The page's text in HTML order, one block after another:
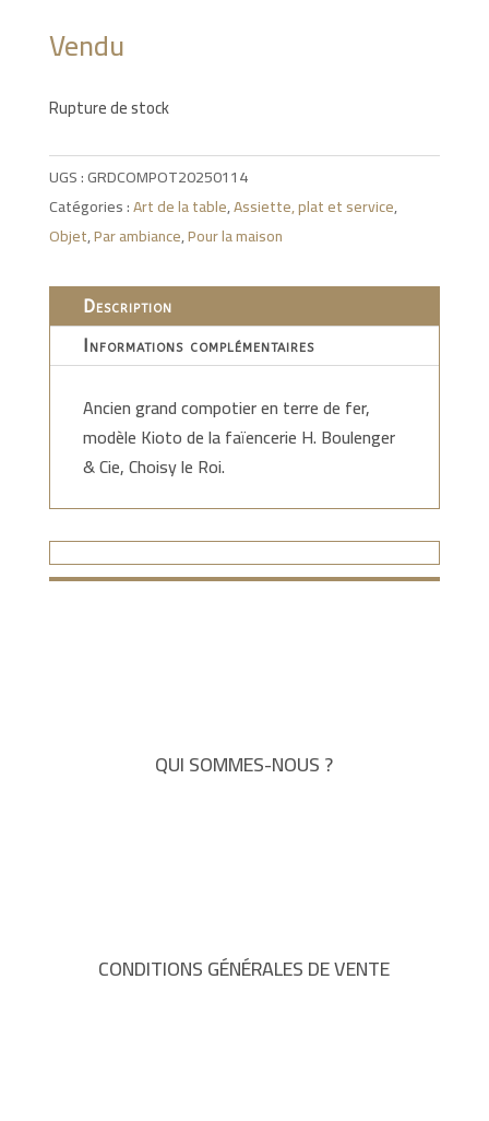
Vendu
Rupture de stock
UGS :GRDCOMPOT20250114
Catégories :Art de la table,Assiette, plat et service,
Objet,Par ambiance,Pour la maison
Description
Informations complémentaires
Ancien grand compotier en terre de fer,
modèle Kioto de la faïencerie H. Boulenger
& Cie, Choisy le Roi.
QUI SOMMES-NOUS ?
CONDITIONS GÉNÉRALES DE VENTE